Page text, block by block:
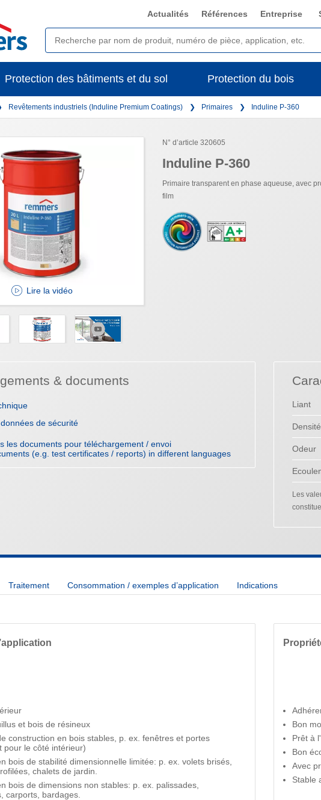
Actualités Références Entreprise
Protection des bâtiments et du sol Protection du bois
Revêtements industriels (Induline Premium Coatings) Primaires Induline P-360
Lire la vidéo
N° d’article 320605
Induline P-360
Primaire transparent en phase aqueuse, avec
film
& documents
de sécurité
les documents pour téléchargement / envoi
(e.g. test certificates / reports) in different languages
Liant
Odeur
Les
Traitement Consommation / exemples d’application Indications
et bois de résineux
construction en bois stables, p. ex. fenêtres et portes
pour le côté intérieur)
bois de stabilité dimensionnelle limitée: p. ex. volets brisés,
chalets de jardin.
bois de dimensions non stables: p. ex. palissades,
carports, bardages.
Bon
Prêt à
Bon
Avec
Stable